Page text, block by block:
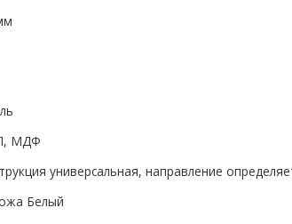
МДФ
универсальная, направление
Белый